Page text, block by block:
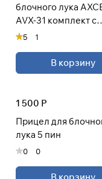
блочного лука
AVX-31 комплект с
линзами
5 1
В корзину
1 500 Р
Прицел для
лука 5 пин
0 0